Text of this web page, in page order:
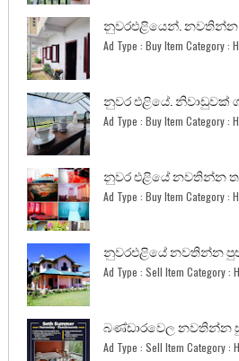
නුවරඑළියෙන්.
Ad Type : Buy Item Category :
නුවර එළියේ. නිවාඩුවක්
Ad Type : Buy Item Category :
නුවර එළියේ නවතින්න
Ad Type : Buy Item Category :
නුවරඑළියේ නවතින්න
Ad Type : Sell Item Category :
බණ්ඩාරවෙල නවතින්න
Ad Type : Sell Item Category :